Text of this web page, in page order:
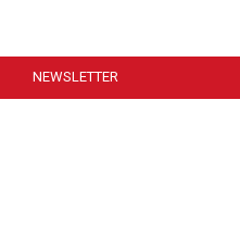
NEWSLETTER